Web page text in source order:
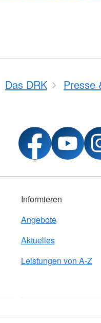
Das DRK Presse
Informieren
Angebote
Aktuelles
Leistungen von A-Z